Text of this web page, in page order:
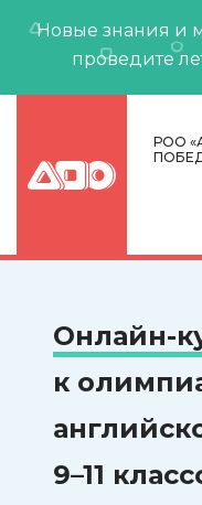
Новые знания и
проведите
РОО
Онлайн-
к
9–11